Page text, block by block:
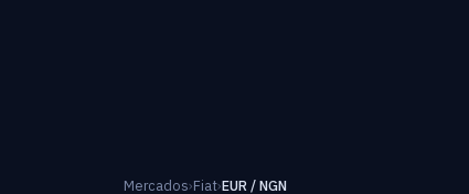
Mercados›Fiat›EUR / NGN